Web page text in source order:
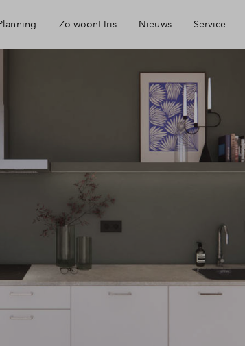
Zo woont Iris
Blog: Iris verhuist
Parkeren: zo werkt het in Iris
Nieuws Service
Mijn Eigen Huis
Financiele check
Financiering
Woning kopen